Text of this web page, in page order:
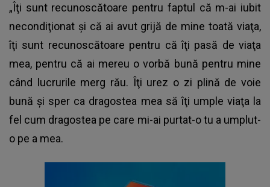
„Îţi sunt recunoscătoare pentru faptul că m-ai iubit
necondiţionat şi că ai avut grijă de mine toată viaţa,
îţi sunt recunoscătoare pentru că îţi pasă de viaţa
mea, pentru că ai mereu o vorbă bună pentru mine
când lucrurile merg rău. Îţi urez o zi plină de voie
bună şi sper ca dragostea mea să îţi umple viaţa la
fel cum dragostea pe care mi-ai purtat-o tu a umplut-
o pe a mea.